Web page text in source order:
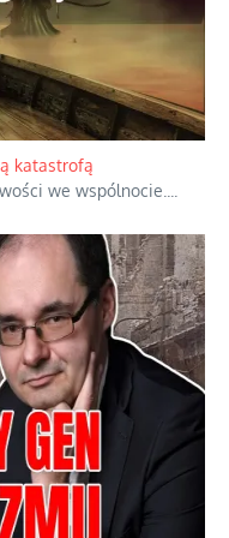
wizerunku Maryi,
surową treść jej